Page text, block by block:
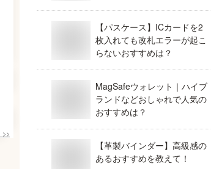
>>
【パスケース】ICカードを2
枚入れても改札エラーが起こ
らないおすすめは？
MagSafeウォレット｜ハイブ
ランドなどおしゃれで人気の
おすすめは？
【革製バインダー】高級感の
あるおすすめを教えて！